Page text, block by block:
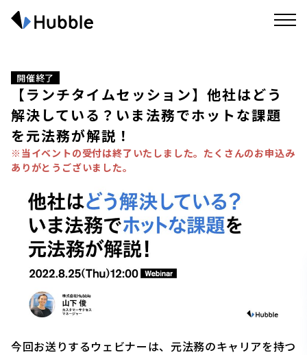
開催終了
【ランチタイムセッション】他社はどう
解決している？いま法務でホットな課題
を元法務が解説！
※当イベントの受付は終了いたしました。たくさんのお申込み
ありがとうございました。
今回お送りするウェビナーは、元法務のキャリアを持つ